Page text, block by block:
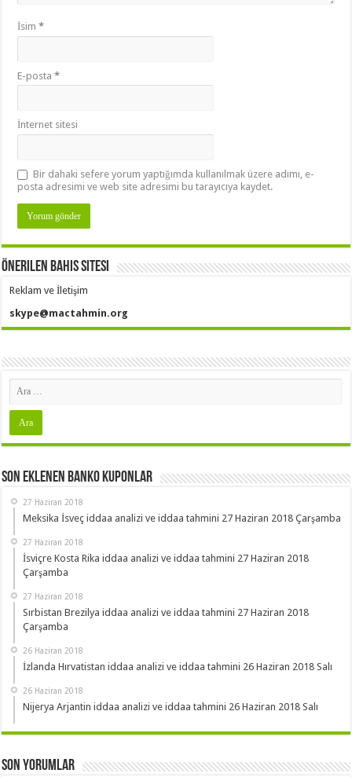
İsim*
E-posta*
İnternet sitesi
Bir dahaki sefere yorum yaptığımda kullanılmak üzere adımı, e-
posta adresimi ve web site adresimi bu tarayıcıya kaydet.
Önerilen Bahis Sitesi
Reklam ve İletişim
skype@mactahmin.org
Son Eklenen Banko Kuponlar
27 Haziran 2018
Meksika İsveç iddaa analizi ve iddaa tahmini 27 Haziran 2018 Çarşamba
27 Haziran 2018
İsviçre Kosta Rika iddaa analizi ve iddaa tahmini 27 Haziran 2018
Çarşamba
27 Haziran 2018
Sırbistan Brezilya iddaa analizi ve iddaa tahmini 27 Haziran 2018
Çarşamba
26 Haziran 2018
İzlanda Hırvatistan iddaa analizi ve iddaa tahmini 26 Haziran 2018 Salı
26 Haziran 2018
Nijerya Arjantin iddaa analizi ve iddaa tahmini 26 Haziran 2018 Salı
Son Yorumlar